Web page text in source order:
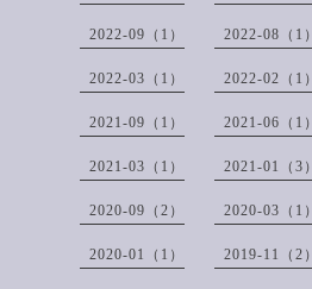
2022-09（1） 2022-08（1）
2022-03（1） 2022-02（1）
2021-09（1） 2021-06（1）
2021-03（1） 2021-01（3）
2020-09（2） 2020-03（1）
2020-01（1） 2019-11（2）